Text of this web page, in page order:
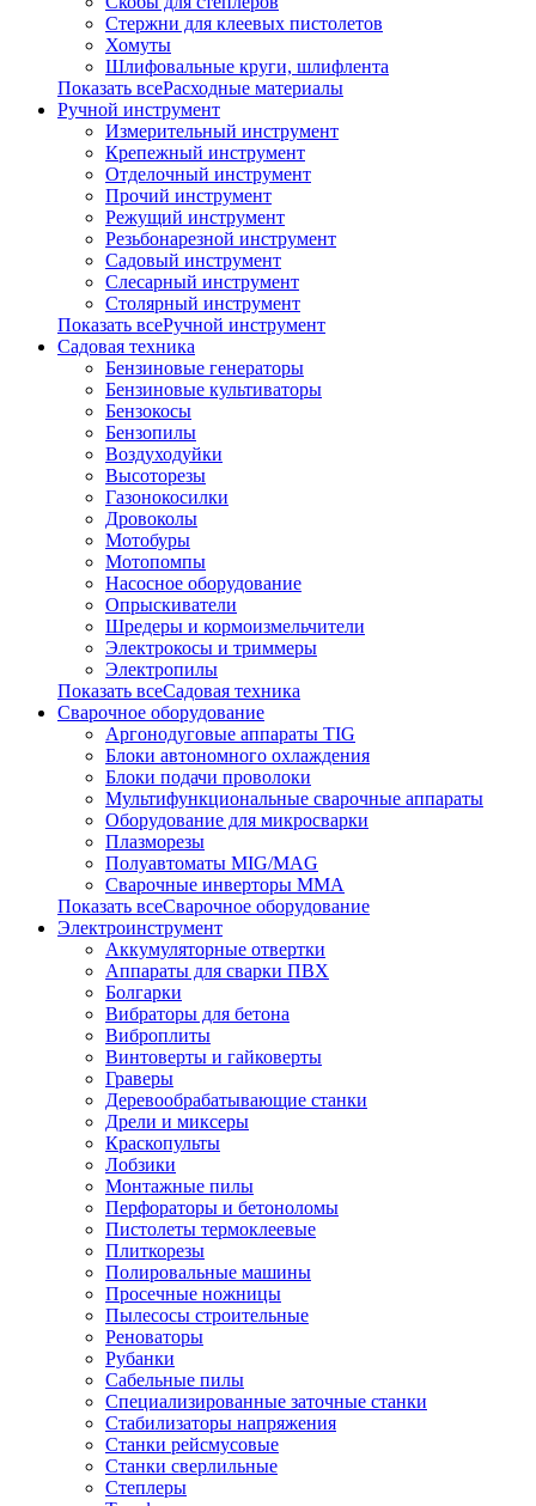
Стержни для клеевых пистолетов
Хомуты
Шлифовальные круги, шлифлента
Показать всеРасходные материалы
Ручной инструмент
Измерительный инструмент
Крепежный инструмент
Отделочный инструмент
Прочий инструмент
Режущий инструмент
Резьбонарезной инструмент
Садовый инструмент
Слесарный инструмент
Столярный инструмент
Показать всеРучной инструмент
Садовая техника
Бензиновые генераторы
Бензиновые культиваторы
Бензокосы
Бензопилы
Воздуходуйки
Высоторезы
Газонокосилки
Дровоколы
Мотобуры
Мотопомпы
Насосное оборудование
Опрыскиватели
Шредеры и кормоизмельчители
Электрокосы и триммеры
Электропилы
Показать всеСадовая техника
Сварочное оборудование
Аргонодуговые аппараты TIG
Блоки автономного охлаждения
Блоки подачи проволоки
Мультифункциональные сварочные аппараты
Оборудование для микросварки
Плазморезы
Полуавтоматы MIG/MAG
Сварочные инверторы ММА
Показать всеСварочное оборудование
Электроинструмент
Аккумуляторные отвертки
Аппараты для сварки ПВХ
Болгарки
Вибраторы для бетона
Виброплиты
Винтоверты и гайковерты
Граверы
Деревообрабатывающие станки
Дрели и миксеры
Краскопульты
Лобзики
Монтажные пилы
Перфораторы и бетоноломы
Пистолеты термоклеевые
Плиткорезы
Полировальные машины
Просечные ножницы
Пылесосы строительные
Реноваторы
Рубанки
Сабельные пилы
Специализированные заточные станки
Стабилизаторы напряжения
Станки рейсмусовые
Станки сверлильные
Степлеры